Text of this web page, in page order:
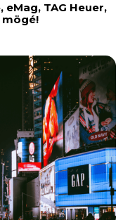
TAG Heuer,
mögé!